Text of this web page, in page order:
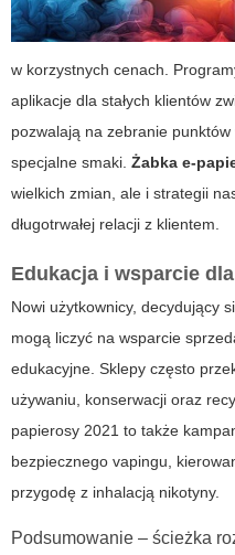
w korzystnych cenach.
aplikacje dla stałych klientów
pozwalają na zebranie
specjalne smaki. Żabka e-
wielkich zmian, ale i strategii
długotrwałej relacji z klientem.
Edukacja i wsparcie
Nowi użytkownicy, decydujący
mogą liczyć na wsparcie
edukacyjne. Sklepy często
używaniu, konserwacji oraz
papierosy 2021 to także
bezpiecznego vapingu,
przygodę z inhalacją nikotyny.
Podsumowanie – ścieżka